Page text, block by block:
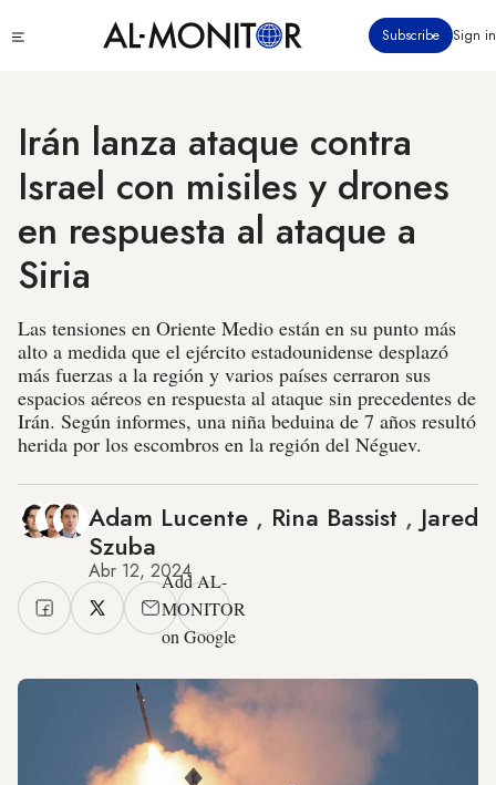
Subscribe Sign in
Irán lanza ataque contra
Israel con misiles y drones
en respuesta al ataque a
Siria
Las tensiones en Oriente Medio están en su punto más
alto a medida que el ejército estadounidense desplazó
más fuerzas a la región y varios países cerraron sus
espacios aéreos en respuesta al ataque sin precedentes de
Irán. Según informes, una niña beduina de 7 años resultó
herida por los escombros en la región del Néguev.
Adam Lucente , Rina Bassist , Jared
Szuba
Abr 12, 2024Add AL-
MONITOR
on Google